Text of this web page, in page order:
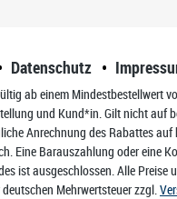
Datenschutz
ab einem Mindestbestellwert
und Kund*in. Gilt nicht auf
Anrechnung des Rabattes auf
Eine Barauszahlung oder eine
ist ausgeschlossen. Alle Preise
Mehrwertsteuer zzgl.